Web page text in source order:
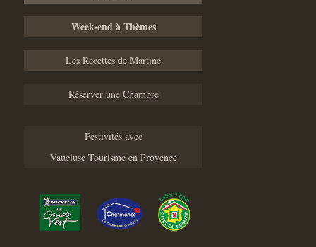
Week-end à Thèmes
Les Recettes de Martine
Réserver une Chambre
Festivités avec
Vaucluse Tourisme en Provence